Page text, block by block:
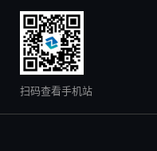
扫码查看手机站